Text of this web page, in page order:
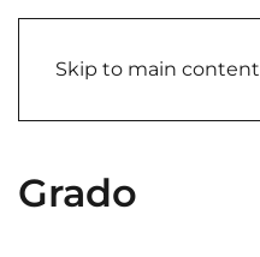
Skip to main content
Grado